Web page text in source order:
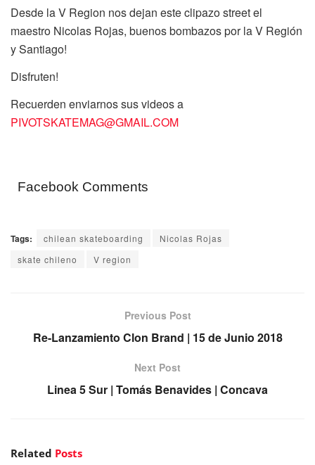
Desde la V Region nos dejan este clipazo street el
maestro Nicolas Rojas, buenos bombazos por la V Región
y Santiago!
Disfruten!
Recuerden enviarnos sus videos a
PIVOTSKATEMAG@GMAIL.COM
Facebook Comments
Tags: chilean skateboarding
Nicolas Rojas
skate chileno
V region
Previous Post
Re-Lanzamiento Clon Brand | 15 de Junio 2018
Next Post
Linea 5 Sur | Tomás Benavides | Concava
Related Posts